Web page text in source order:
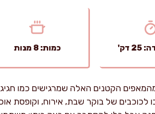
דק' כמות: 8 מנות
הקטנים האלה שמרגישים כמו
לכוכבים של בוקר שבת, אירוח, וקופסת